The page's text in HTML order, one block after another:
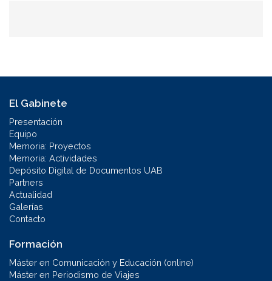
El Gabinete
Presentación
Equipo
Memoria: Proyectos
Memoria: Actividades
Depósito Digital de Documentos UAB
Partners
Actualidad
Galerías
Contacto
Formación
Máster en Comunicación y Educación (online)
Máster en Periodismo de Viajes